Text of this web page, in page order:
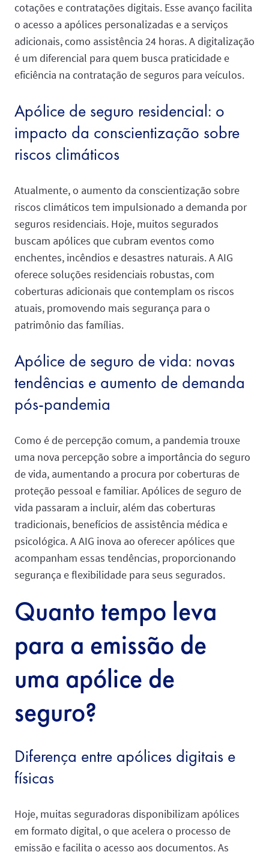
cotações e contratações digitais. Esse avanço facilita
o acesso a apólices personalizadas e a serviços
adicionais, como assistência 24 horas. A digitalização
é um diferencial para quem busca praticidade e
eficiência na contratação de seguros para veículos.
Apólice de seguro residencial: o
impacto da conscientização sobre
riscos climáticos
Atualmente, o aumento da conscientização sobre
riscos climáticos tem impulsionado a demanda por
seguros residenciais. Hoje, muitos segurados
buscam apólices que cubram eventos como
enchentes, incêndios e desastres naturais. A AIG
oferece soluções residenciais robustas, com
coberturas adicionais que contemplam os riscos
atuais, promovendo mais segurança para o
patrimônio das famílias.
Apólice de seguro de vida: novas
tendências e aumento de demanda
pós-pandemia
Como é de percepção comum, a pandemia trouxe
uma nova percepção sobre a importância do seguro
de vida, aumentando a procura por coberturas de
proteção pessoal e familiar. Apólices de seguro de
vida passaram a incluir, além das coberturas
tradicionais, benefícios de assistência médica e
psicológica. A AIG inova ao oferecer apólices que
acompanham essas tendências, proporcionando
segurança e flexibilidade para seus segurados.
Quanto tempo leva
para a emissão de
uma apólice de
seguro?
Diferença entre apólices digitais e
físicas
Hoje, muitas seguradoras disponibilizam apólices
em formato digital, o que acelera o processo de
emissão e facilita o acesso aos documentos. As